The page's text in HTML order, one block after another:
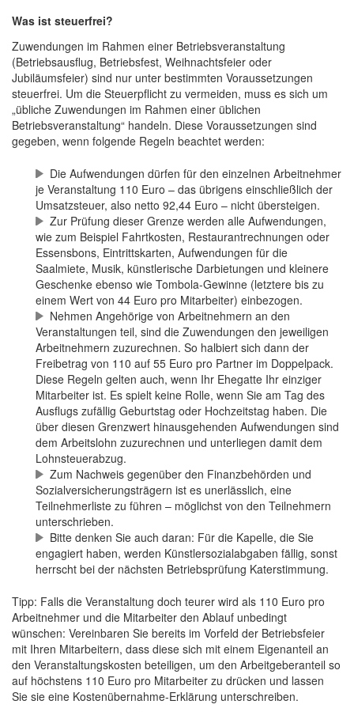
Was ist steuerfrei?
Zuwendungen im Rahmen einer Betriebsveranstaltung
(Betriebsausflug, Betriebsfest, Weihnachtsfeier oder
Jubiläumsfeier) sind nur unter bestimmten Voraussetzungen
steuerfrei. Um die Steuerpflicht zu vermeiden, muss es sich um
„übliche Zuwendungen im Rahmen einer üblichen
Betriebsveranstaltung“ handeln. Diese Voraussetzungen sind
gegeben, wenn folgende Regeln beachtet werden:
Die Aufwendungen dürfen für den einzelnen Arbeitnehmer
je Veranstaltung 110 Euro – das übrigens einschließlich der
Umsatzsteuer, also netto 92,44 Euro – nicht übersteigen.
Zur Prüfung dieser Grenze werden alle Aufwendungen,
wie zum Beispiel Fahrtkosten, Restaurantrechnungen oder
Essensbons, Eintrittskarten, Aufwendungen für die
Saalmiete, Musik, künstlerische Darbietungen und kleinere
Geschenke ebenso wie Tombola-Gewinne (letztere bis zu
einem Wert von 44 Euro pro Mitarbeiter) einbezogen.
Nehmen Angehörige von Arbeitnehmern an den
Veranstaltungen teil, sind die Zuwendungen den jeweiligen
Arbeitnehmern zuzurechnen. So halbiert sich dann der
Freibetrag von 110 auf 55 Euro pro Partner im Doppelpack.
Diese Regeln gelten auch, wenn Ihr Ehegatte Ihr einziger
Mitarbeiter ist. Es spielt keine Rolle, wenn Sie am Tag des
Ausflugs zufällig Geburtstag oder Hochzeitstag haben. Die
über diesen Grenzwert hinausgehenden Aufwendungen sind
dem Arbeitslohn zuzurechnen und unterliegen damit dem
Lohnsteuerabzug.
Zum Nachweis gegenüber den Finanzbehörden und
Sozialversicherungsträgern ist es unerlässlich, eine
Teilnehmerliste zu führen – möglichst von den Teilnehmern
unterschrieben.
Bitte denken Sie auch daran: Für die Kapelle, die Sie
engagiert haben, werden Künstlersozialabgaben fällig, sonst
herrscht bei der nächsten Betriebsprüfung Katerstimmung.
Tipp: Falls die Veranstaltung doch teurer wird als 110 Euro pro
Arbeitnehmer und die Mitarbeiter den Ablauf unbedingt
wünschen: Vereinbaren Sie bereits im Vorfeld der Betriebsfeier
mit Ihren Mitarbeitern, dass diese sich mit einem Eigenanteil an
den Veranstaltungskosten beteiligen, um den Arbeitgeberanteil so
auf höchstens 110 Euro pro Mitarbeiter zu drücken und lassen
Sie sie eine Kostenübernahme-Erklärung unterschreiben.